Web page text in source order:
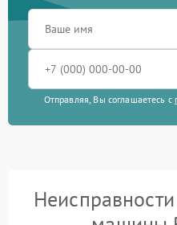
Отправляя, Вы соглашаетесь с